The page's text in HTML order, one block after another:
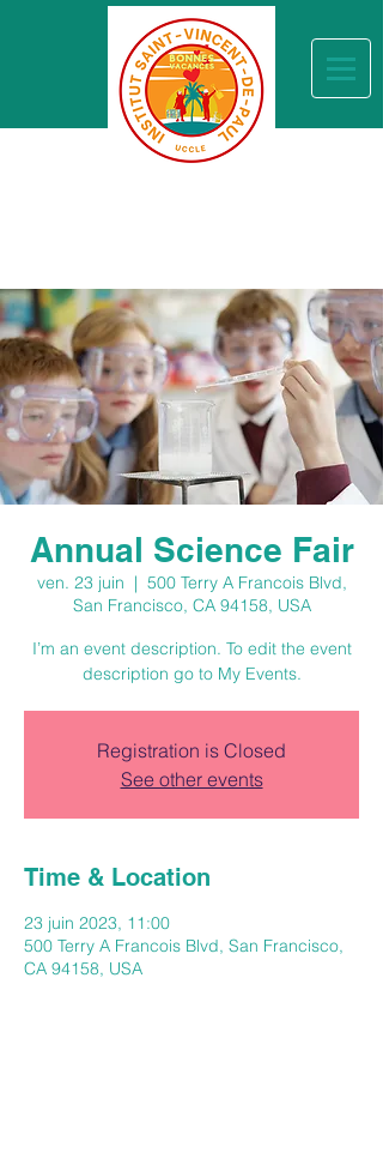
Annual Science Fair
ven. 23 juin
  |
500 Terry A Francois Blvd,
San Francisco, CA 94158, USA
I’m an event description. To edit the event
description go to My Events.
Registration is Closed
See other events
Time & Location
23 juin 2023, 11:00
500 Terry A Francois Blvd, San Francisco,
CA 94158, USA